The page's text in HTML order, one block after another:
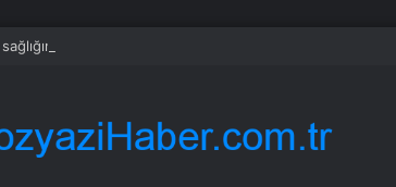
güçlendiriyor